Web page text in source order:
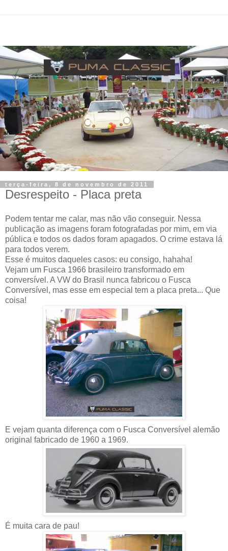
terça-feira, 8 de novembro de 2011
Desrespeito - Placa preta
Podem tentar me calar, mas não vão conseguir. Nessa
publicação as imagens foram fotografadas por mim, em via
pública e todos os dados foram apagados. O crime estava lá
para todos verem.
Esse é muitos daqueles casos: eu consigo, hahaha!
Vejam um Fusca 1966 brasileiro transformado em
conversível. A VW do Brasil nunca fabricou o Fusca
Conversível, mas esse em especial tem a placa preta... Que
coisa!
E vejam quanta diferença com o Fusca Conversível alemão
original fabricado de 1960 a 1969.
É muita cara de pau!